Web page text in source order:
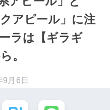
アピール」に注
ラは【ギラギ
。
9月6日